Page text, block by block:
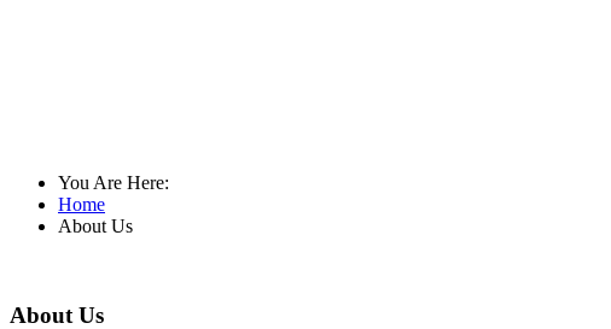
You Are Here:
Home
About Us
About Us